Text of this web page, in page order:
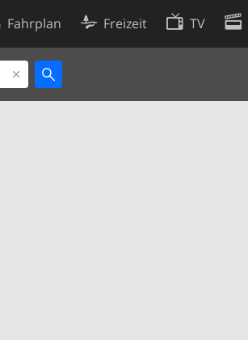
Fahrplan Freizeit TV
Cookie-Richtlinie
Cookie-Einstellungen